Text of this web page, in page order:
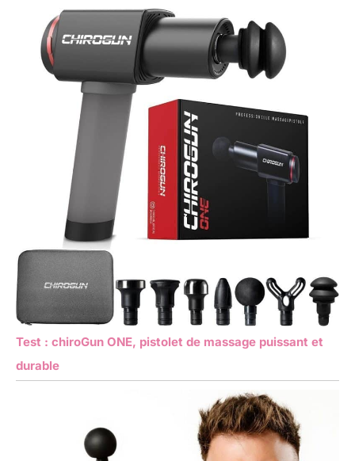
Test : chiroGun ONE, pistolet de massage puissant et
durable